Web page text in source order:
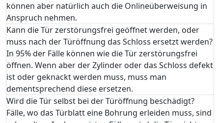
können aber natürlich auch die Onlineüberweisung in
Anspruch nehmen.
Kann die Tür zerstörungsfrei geöffnet werden, oder
muss nach der Türöffnung das Schloss ersetzt werden?
In 95% der Fälle können wie die Tür zerstörungsfrei
öffnen. Wenn aber der Zylinder oder das Schloss defekt
ist oder geknackt werden muss, muss man
dementsprechend diese ersetzen.
Wird die Tür selbst bei der Türöffnung beschädigt?
Fälle, wo das Türblatt eine Bohrung erleiden muss, sind